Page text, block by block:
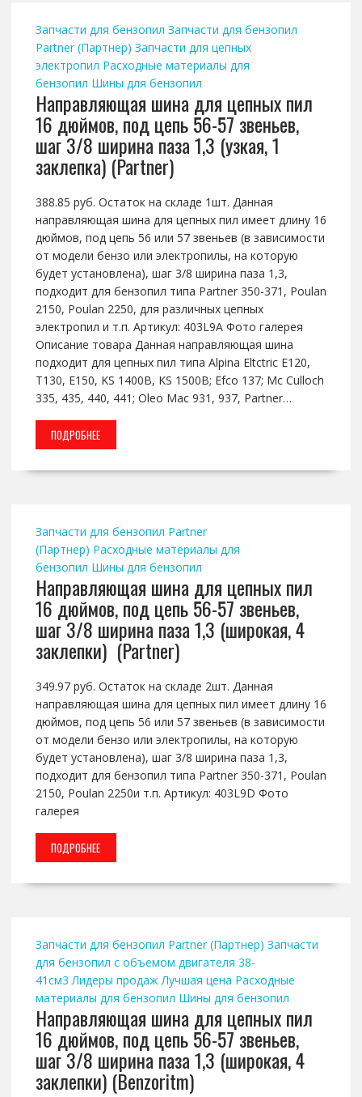
Запчасти для бензопил Запчасти для бензопил
Partner (Партнер) Запчасти для цепных
электропил Расходные материалы для
бензопил Шины для бензопил
Направляющая шина для цепных пил
16 дюймов, под цепь 56-57 звеньев,
шаг 3/8 ширина паза 1,3 (узкая, 1
заклепка) (Partner)
388.85 руб. Остаток на складе 1шт. Данная
направляющая шина для цепных пил имеет длину 16
дюймов, под цепь 56 или 57 звеньев (в зависимости
от модели бензо или электропилы, на которую
будет установлена), шаг 3/8 ширина паза 1,3,
подходит для бензопил типа Partner 350-371, Poulan
2150, Poulan 2250, для различных цепных
электропил и т.п. Артикул: 403L9A Фото галерея
Описание товара Данная направляющая шина
подходит для цепных пил типа Alpina Eltctric E120,
T130, E150, KS 1400B, KS 1500B; Efco 137; Mc Culloch
335, 435, 440, 441; Oleo Mac 931, 937, Partner…
ПОДРОБНЕЕ
Запчасти для бензопил Partner
(Партнер) Расходные материалы для
бензопил Шины для бензопил
Направляющая шина для цепных пил
16 дюймов, под цепь 56-57 звеньев,
шаг 3/8 ширина паза 1,3 (широкая, 4
заклепки) (Partner)
349.97 руб. Остаток на складе 2шт. Данная
направляющая шина для цепных пил имеет длину 16
дюймов, под цепь 56 или 57 звеньев (в зависимости
от модели бензо или электропилы, на которую
будет установлена), шаг 3/8 ширина паза 1,3,
подходит для бензопил типа Partner 350-371, Poulan
2150, Poulan 2250и т.п. Артикул: 403L9D Фото
галерея
ПОДРОБНЕЕ
Запчасти для бензопил Partner (Партнер) Запчасти
для бензопил с объемом двигателя 38-
41см3 Лидеры продаж Лучшая цена Расходные
материалы для бензопил Шины для бензопил
Направляющая шина для цепных пил
16 дюймов, под цепь 56-57 звеньев,
шаг 3/8 ширина паза 1,3 (широкая, 4
заклепки) (Benzoritm)